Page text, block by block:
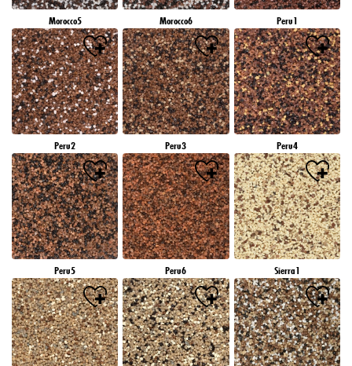
Morocco5 Morocco6 Peru1
Peru2 Peru3 Peru4
Peru5 Peru6 Sierra1